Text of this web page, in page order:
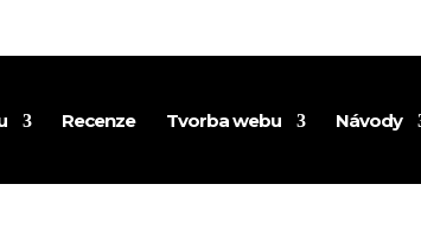
Recenze Tvorba webu Návody